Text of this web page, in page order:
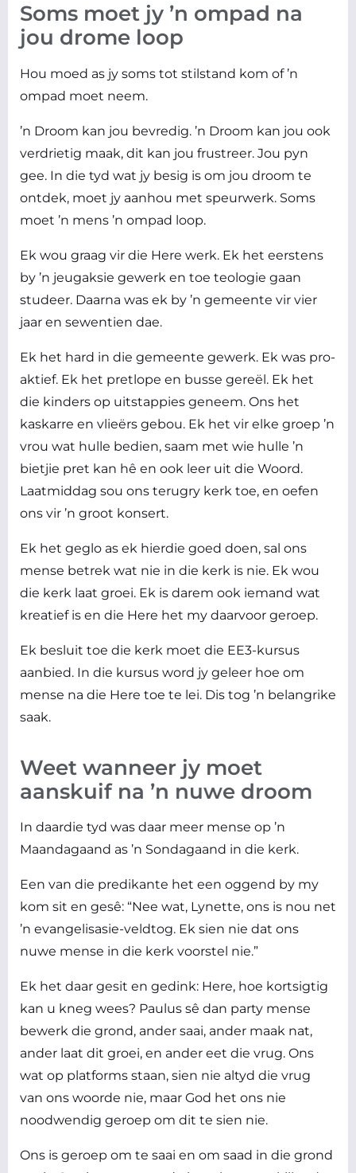
Soms moet jy ’n ompad na
jou drome loop
Hou moed as jy soms tot stilstand kom of ’n
ompad moet neem.
’n Droom kan jou bevredig. ’n Droom kan jou ook
verdrietig maak, dit kan jou frustreer. Jou pyn
gee. In die tyd wat jy besig is om jou droom te
ontdek, moet jy aanhou met speurwerk. Soms
moet ’n mens ’n ompad loop.
Ek wou graag vir die Here werk. Ek het eerstens
by ’n jeugaksie gewerk en toe teologie gaan
studeer. Daarna was ek by ’n gemeente vir vier
jaar en sewentien dae.
Ek het hard in die gemeente gewerk. Ek was pro-
aktief. Ek het pretlope en busse gereël. Ek het
die kinders op uitstappies geneem. Ons het
kaskarre en vlieërs gebou. Ek het vir elke groep ’n
vrou wat hulle bedien, saam met wie hulle ’n
bietjie pret kan hê en ook leer uit die Woord.
Laatmiddag sou ons terugry kerk toe, en oefen
ons vir ’n groot konsert.
Ek het geglo as ek hierdie goed doen, sal ons
mense betrek wat nie in die kerk is nie. Ek wou
die kerk laat groei. Ek is darem ook iemand wat
kreatief is en die Here het my daarvoor geroep.
Ek besluit toe die kerk moet die EE3-kursus
aanbied. In die kursus word jy geleer hoe om
mense na die Here toe te lei. Dis tog ’n belangrike
saak.
Weet wanneer jy moet
aanskuif na ’n nuwe droom
In daardie tyd was daar meer mense op ’n
Maandagaand as ’n Sondagaand in die kerk.
Een van die predikante het een oggend by my
kom sit en gesê: “Nee wat, Lynette, ons is nou net
’n evangelisasie-veldtog. Ek sien nie dat ons
nuwe mense in die kerk voorstel nie.”
Ek het daar gesit en gedink: Here, hoe kortsigtig
kan u kneg wees? Paulus sê dan party mense
bewerk die grond, ander saai, ander maak nat,
ander laat dit groei, en ander eet die vrug. Ons
wat op platforms staan, sien nie altyd die vrug
van ons woorde nie, maar God het ons nie
noodwendig geroep om dit te sien nie.
Ons is geroep om te saai en om saad in die grond